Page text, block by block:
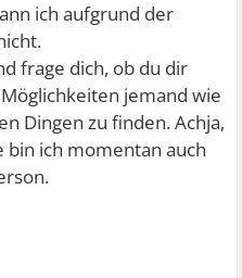
ich aufgrund der
frage dich, ob du dir
jemand wie
Dingen zu finden. Achja,
bin ich momentan auch